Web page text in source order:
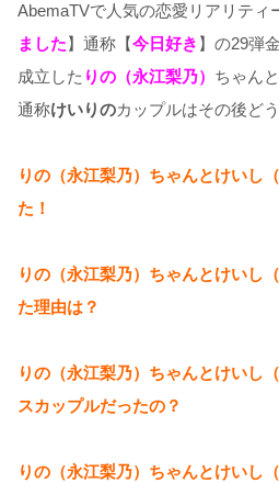
AbemaTVで人気の恋愛リアリティ
ました】通称【今日好き 】の29弾
成立した りの（永江梨乃） ちゃんと
通称けいりのカップルはその後ど
りの（永江梨乃）ちゃんとけいし
た！
りの（永江梨乃）ちゃんとけいし
た理由は？
りの（永江梨乃）ちゃんとけいし
スカップルだったの？
りの（永江梨乃）ちゃんとけいし